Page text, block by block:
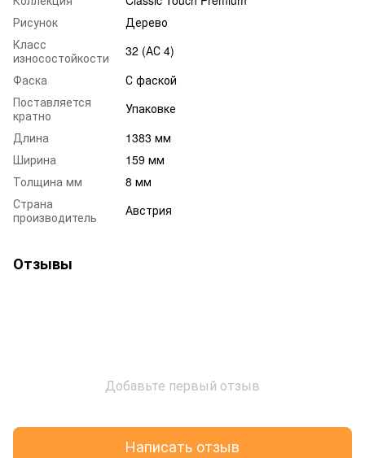
Рисунок
Дерево
Класс
износостойкости
32 (АС 4)
Фаска
С фаской
Поставляется
кратно
Упаковке
Длина
1383 мм
Ширина
159 мм
Толщина мм
8 мм
Страна
производитель
Австрия
Отзывы
Добавьте первый отзыв
Написать отзыв